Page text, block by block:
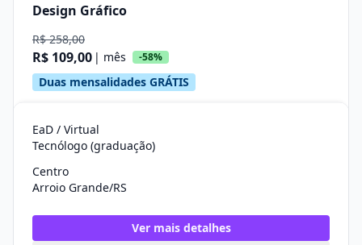
Design Gráfico
R$ 258,00
R$ 109,00 | mês -58%
Duas mensalidades GRÁTIS
EaD / Virtual
Tecnólogo (graduação)
Centro
Arroio Grande/RS
Ver mais detalhes